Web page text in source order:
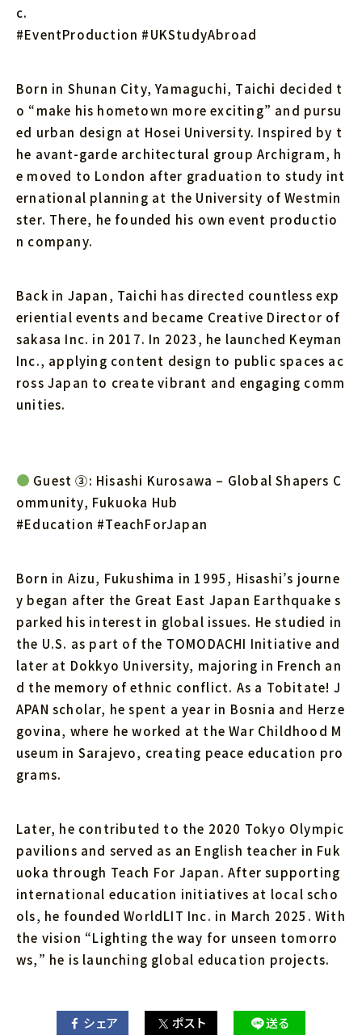
c.
#EventProduction #UKStudyAbroad
Born in Shunan City, Yamaguchi, Taichi decided t
o “make his hometown more exciting” and pursu
ed urban design at Hosei University. Inspired by t
he avant-garde architectural group Archigram, h
e moved to London after graduation to study int
ernational planning at the University of Westmin
ster. There, he founded his own event productio
n company.
Back in Japan, Taichi has directed countless exp
eriential events and became Creative Director of
sakasa Inc. in 2017. In 2023, he launched Keyman
Inc., applying content design to public spaces ac
ross Japan to create vibrant and engaging comm
unities.
Guest ③: Hisashi Kurosawa – Global Shapers C
ommunity, Fukuoka Hub
#Education #TeachForJapan
Born in Aizu, Fukushima in 1995, Hisashi’s journe
y began after the Great East Japan Earthquake s
parked his interest in global issues. He studied in
the U.S. as part of the TOMODACHI Initiative and
later at Dokkyo University, majoring in French an
d the memory of ethnic conflict. As a Tobitate! J
APAN scholar, he spent a year in Bosnia and Herze
govina, where he worked at the War Childhood M
useum in Sarajevo, creating peace education pro
grams.
Later, he contributed to the 2020 Tokyo Olympic
pavilions and served as an English teacher in Fuk
uoka through Teach For Japan. After supporting
international education initiatives at local scho
ols, he founded WorldLIT Inc. in March 2025. With
the vision “Lighting the way for unseen tomorro
ws,” he is launching global education projects.
シェア ポスト 送る